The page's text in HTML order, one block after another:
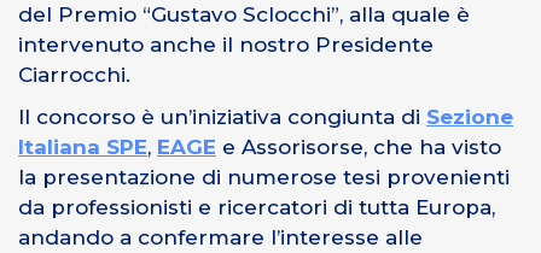
del Premio “Gustavo Sclocchi”, alla quale è
intervenuto anche il nostro Presidente
Ciarrocchi.
Il concorso è un’iniziativa congiunta di Sezione
Italiana SPE, EAGE e Assorisorse, che ha visto
la presentazione di numerose tesi provenienti
da professionisti e ricercatori di tutta Europa,
andando a confermare l’interesse alle